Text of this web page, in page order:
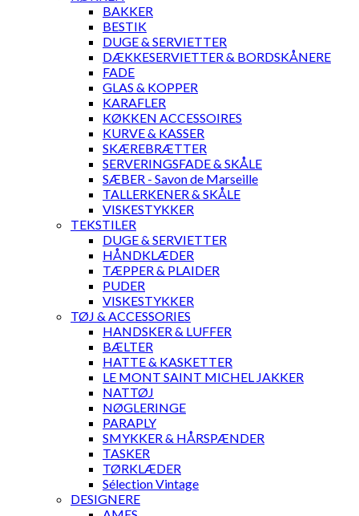
BAKKER
BESTIK
DUGE & SERVIETTER
DÆKKESERVIETTER & BORDSKÅNERE
FADE
GLAS & KOPPER
KARAFLER
KØKKEN ACCESSOIRES
KURVE & KASSER
SKÆREBRÆTTER
SERVERINGSFADE & SKÅLE
SÆBER - Savon de Marseille
TALLERKENER & SKÅLE
VISKESTYKKER
TEKSTILER
DUGE & SERVIETTER
HÅNDKLÆDER
TÆPPER & PLAIDER
PUDER
VISKESTYKKER
TØJ & ACCESSORIES
HANDSKER & LUFFER
BÆLTER
HATTE & KASKETTER
LE MONT SAINT MICHEL JAKKER
NATTØJ
NØGLERINGE
PARAPLY
SMYKKER & HÅRSPÆNDER
TASKER
TØRKLÆDER
Sélection Vintage
DESIGNERE